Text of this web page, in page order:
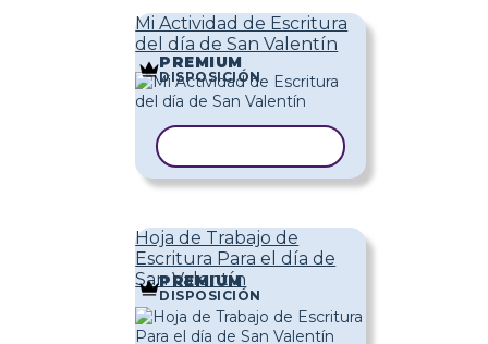
Mi Actividad de Escritura
del día de San Valentín
PREMIUM
DISPOSICIÓN
Hoja de Trabajo de
Escritura Para el día de
San Valentín
PREMIUM
DISPOSICIÓN